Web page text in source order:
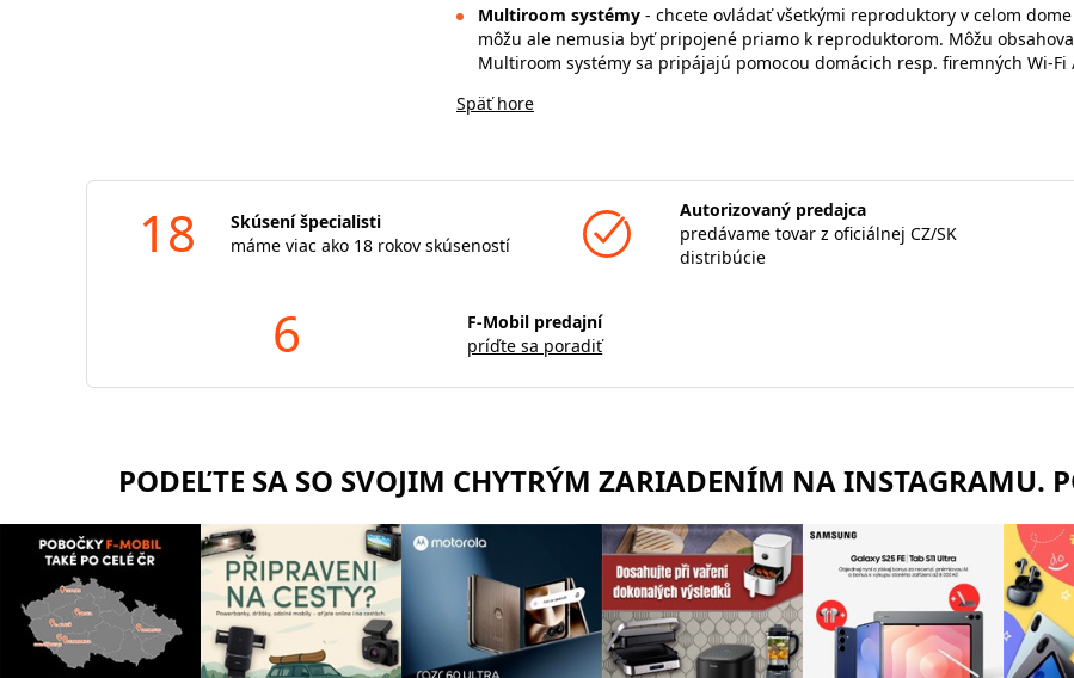
Multiroom systémy - chcete ovládať všetkými reproduktory v celom
môžu ale nemusia byť pripojené priamo k reproduktorom. Môžu
Multiroom systémy sa pripájajú pomocou domácich resp. firemných Wi-
Späť hore
18
Skúsení špecialisti
máme viac ako 18 rokov skúseností
Autorizovaný predajca
predávame tovar z oficiálnej CZ/SK
distribúcie
6
F-Mobil predajní
príďte sa poradiť
PODEĽTE SA SO SVOJIM CHYTRÝM ZARIADENÍM NA INSTAGRAMU.